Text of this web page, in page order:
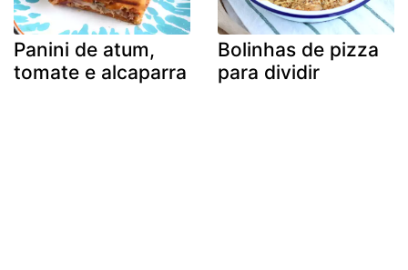
Panini de atum,
tomate e alcaparra
Bolinhas de pizza
para dividir